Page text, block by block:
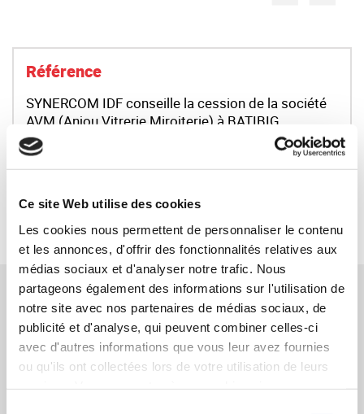
Ce site Web utilise des cookies
Les cookies nous permettent de personnaliser le contenu
et les annonces, d'offrir des fonctionnalités relatives aux
médias sociaux et d'analyser notre trafic. Nous
partageons également des informations sur l'utilisation de
notre site avec nos partenaires de médias sociaux, de
publicité et d'analyse, qui peuvent combiner celles-ci
avec d'autres informations que vous leur avez fournies
ou qu'ils ont collectées lors de votre utilisation de leurs
Référence
SYNERCOM IDF conseille la cession de la société
AVM (Anjou Vitrerie Miroiterie) à BATIBIG
TÉMOIGNAGES CONNEXES
M. Sylvain NOGUES / BATIBIG – Acquéreur
LIRE LE TÉMOIGNAGE